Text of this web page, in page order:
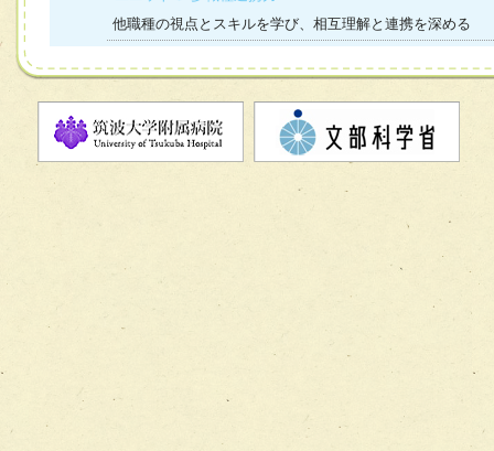
他職種の視点とスキルを学び、相互理解と連携を深める